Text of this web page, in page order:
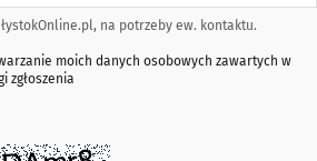
na potrzeby ew. kontaktu.
moich danych osobowych zawartych w
zgłoszenia